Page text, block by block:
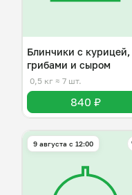
Блинчики с курицей,
грибами и сыром
0,5 кг ≈ 7 шт.
840 ₽
9 августа с 12:00